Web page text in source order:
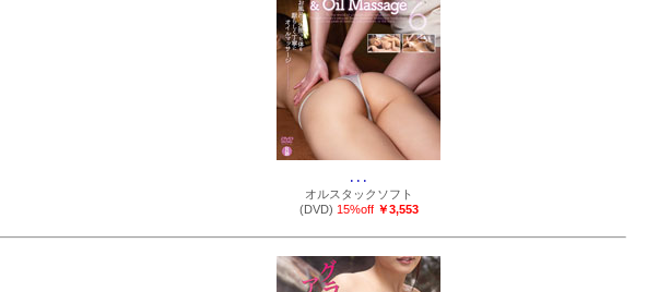
･･･
オルスタックソフト
(DVD) 15%off ￥3,553